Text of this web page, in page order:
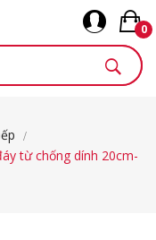
0
từ chống dính 20cm-